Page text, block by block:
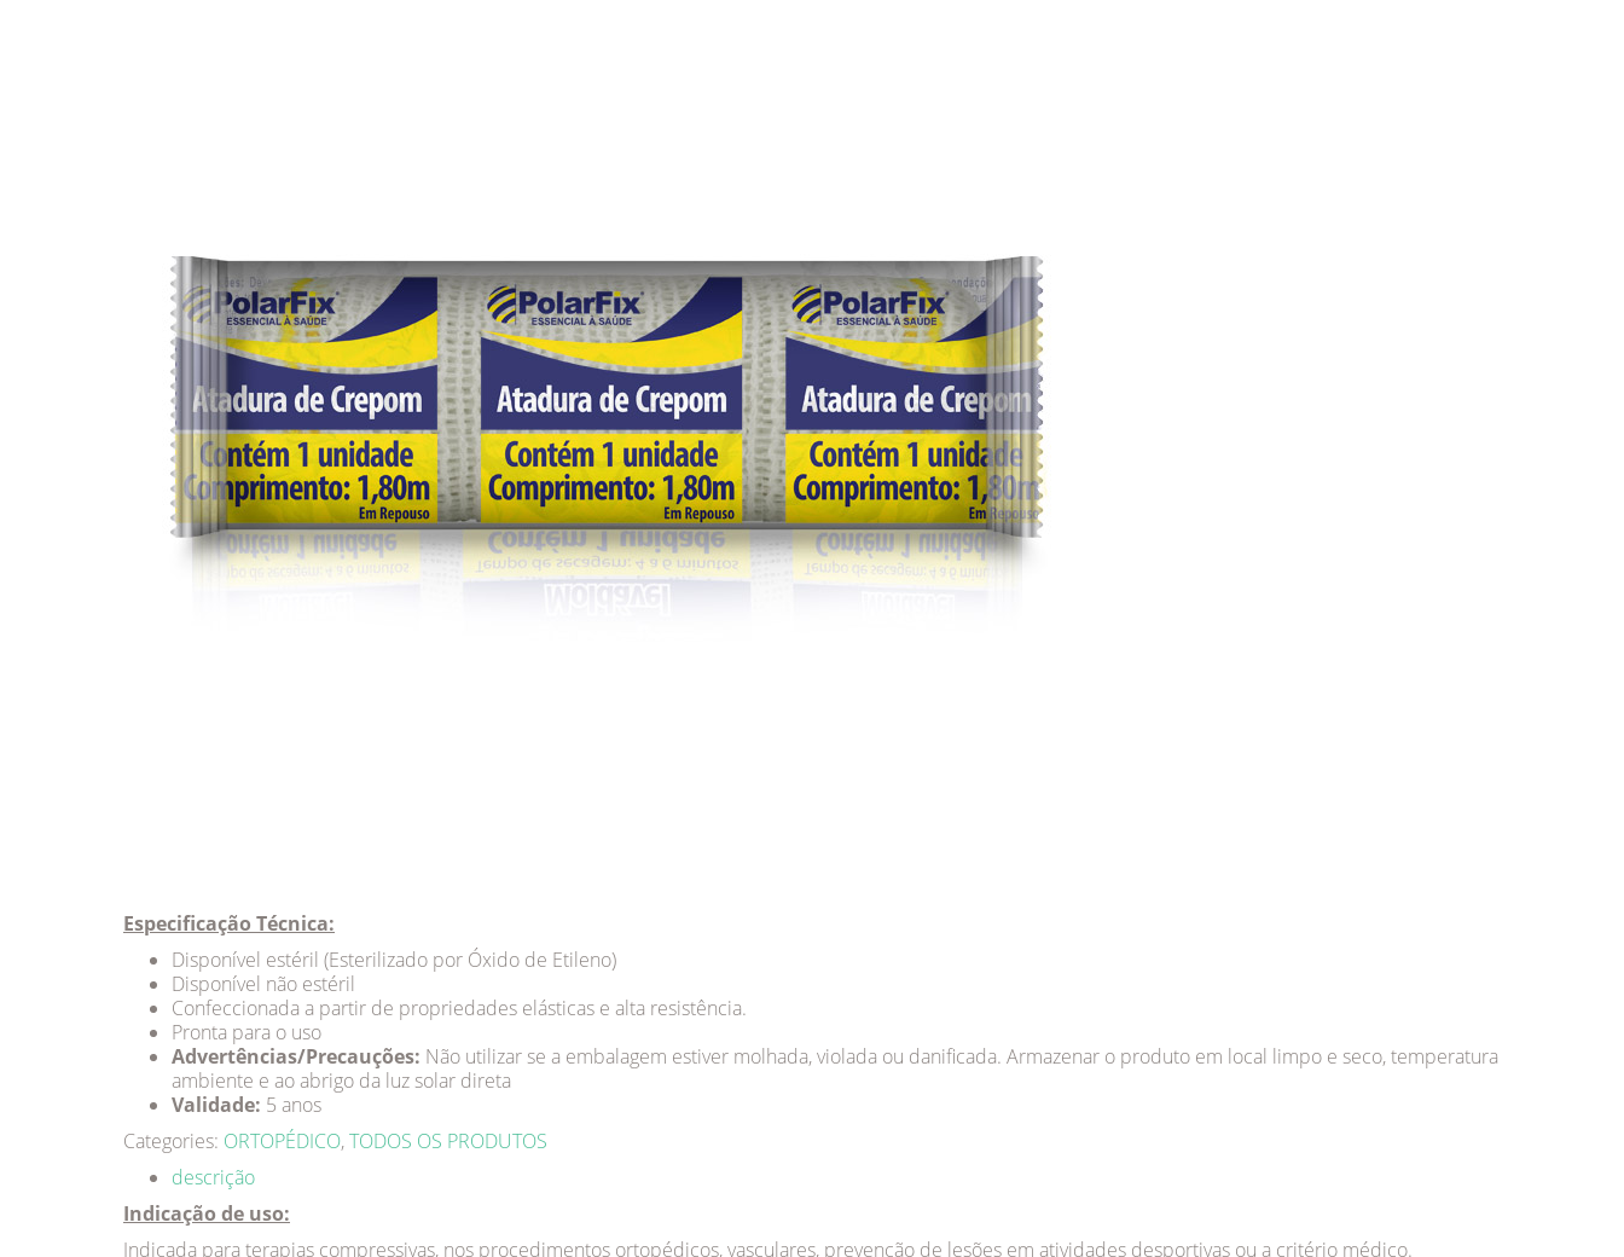
Especificação Técnica:
Disponível estéril (Esterilizado por Óxido de Etileno)
Disponível não estéril
Confeccionada a partir de propriedades elásticas e alta resistência.
Pronta para o uso
Advertências/Precauções: Não utilizar se a embalagem estiver molhada, violada ou danificada. Armazenar o produto em local limpo e seco, temperatura
ambiente e ao abrigo da luz solar direta
Validade: 5 anos
Categories: ORTOPÉDICO,TODOS OS PRODUTOS
descrição
Indicação de uso:
Indicada para terapias compressivas, nos procedimentos ortopédicos, vasculares, prevenção de lesões em atividades desportivas ou a critério médico.